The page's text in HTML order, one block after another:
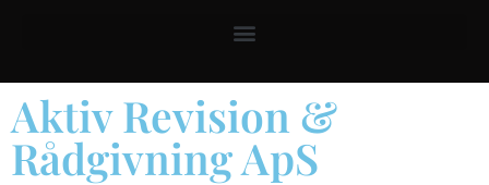
Aktiv Revision &
Rådgivning ApS